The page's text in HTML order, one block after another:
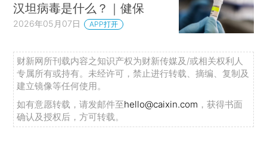
汉坦病毒是什么？｜健保
2026年05月07日 APP打开
财新网所刊载内容之知识产权为财新传媒及/或相关权利人
专属所有或持有。未经许可，禁止进行转载、摘编、复制及
建立镜像等任何使用。
如有意愿转载，请发邮件至hello@caixin.com ，获得书面
确认及授权后，方可转载。